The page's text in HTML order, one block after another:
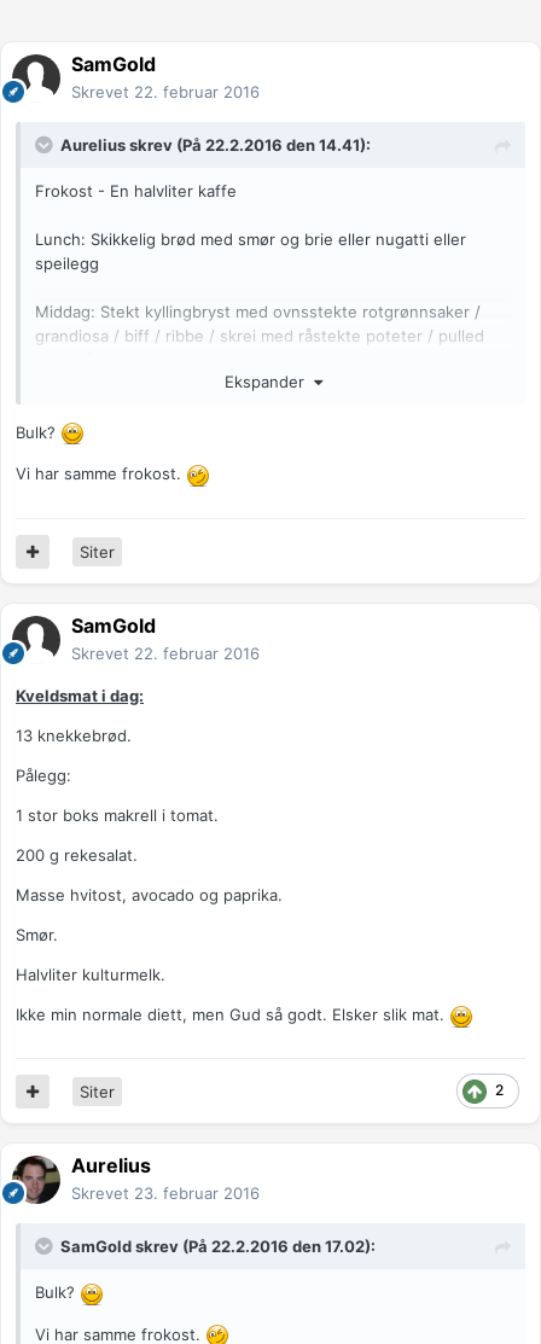
SamGold
Skrevet 22. februar 2016
Aureliusskrev (På 22.2.2016 den 14.41):
Frokost - En halvliter kaffe
Lunch: Skikkelig brød med smør og brie eller nugatti eller
speilegg
Middag: Stekt kyllingbryst med ovnsstekte rotgrønnsaker /
grandiosa / biff / ribbe / skrei med råstekte poteter / pulled
spist stort annet i løpet av dagen,, pepsi max, mager kesam
Ekspander
Bulk?
Vi har samme frokost.
Siter
SamGold
Skrevet 22. februar 2016
Kveldsmat i dag:
13 knekkebrød.
Pålegg:
1 stor boks makrell i tomat.
200 g rekesalat.
Masse hvitost, avocado og paprika.
Smør.
Halvliter kulturmelk.
Ikke min normale diett, men Gud så godt. Elsker slik mat.
2
Siter
Aurelius
Skrevet 23. februar 2016
SamGoldskrev (På 22.2.2016 den 17.02):
Bulk?
Vi har samme frokost.